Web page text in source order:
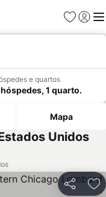
Favoritos
Iniciar
e quartos
1 quarto.
Mapa
Unidos
Partilhar